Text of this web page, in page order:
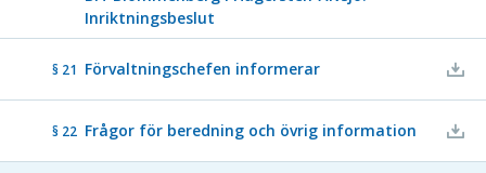
Inriktningsbeslut
§ 21 Förvaltningschefen informerar
§ 22 Frågor för beredning och övrig information